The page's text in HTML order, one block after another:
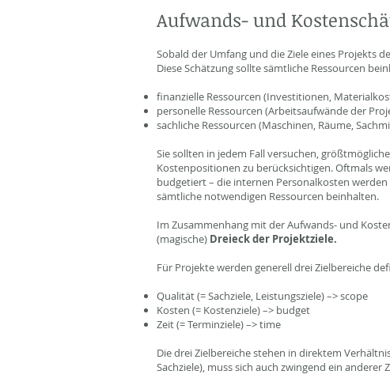
Aufwands- und
Sobald der Umfang und die Ziele eines Projekts
Diese Schätzung sollte sämtliche Ressourcen
finanzielle Ressourcen (Investitionen,
personelle Ressourcen (Arbeitsaufwände der
sachliche Ressourcen (Maschinen, Räume,
Sie sollten in jedem Fall versuchen,
Kostenpositionen zu berücksichtigen. Oftmals
budgetiert – die internen Personalkosten
sämtliche notwendigen Ressourcen beinhalten.
Im Zusammenhang mit der Aufwands- und
(magische) Dreieck der Projektziele.
Für Projekte werden generell drei Zielbereiche
Qualität (= Sachziele, Leistungsziele) –> scope
Kosten (= Kostenziele) –> budget
Zeit (= Terminziele) –> time
Die drei Zielbereiche stehen in direktem
Sachziele), muss sich auch zwingend ein